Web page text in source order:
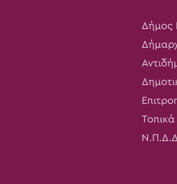
Δήμος